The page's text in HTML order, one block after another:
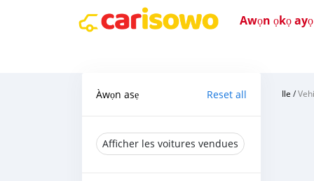
Awọn ọkọ
Àwọn asẹ Reset all
Afficher les voitures vendues
Ile /